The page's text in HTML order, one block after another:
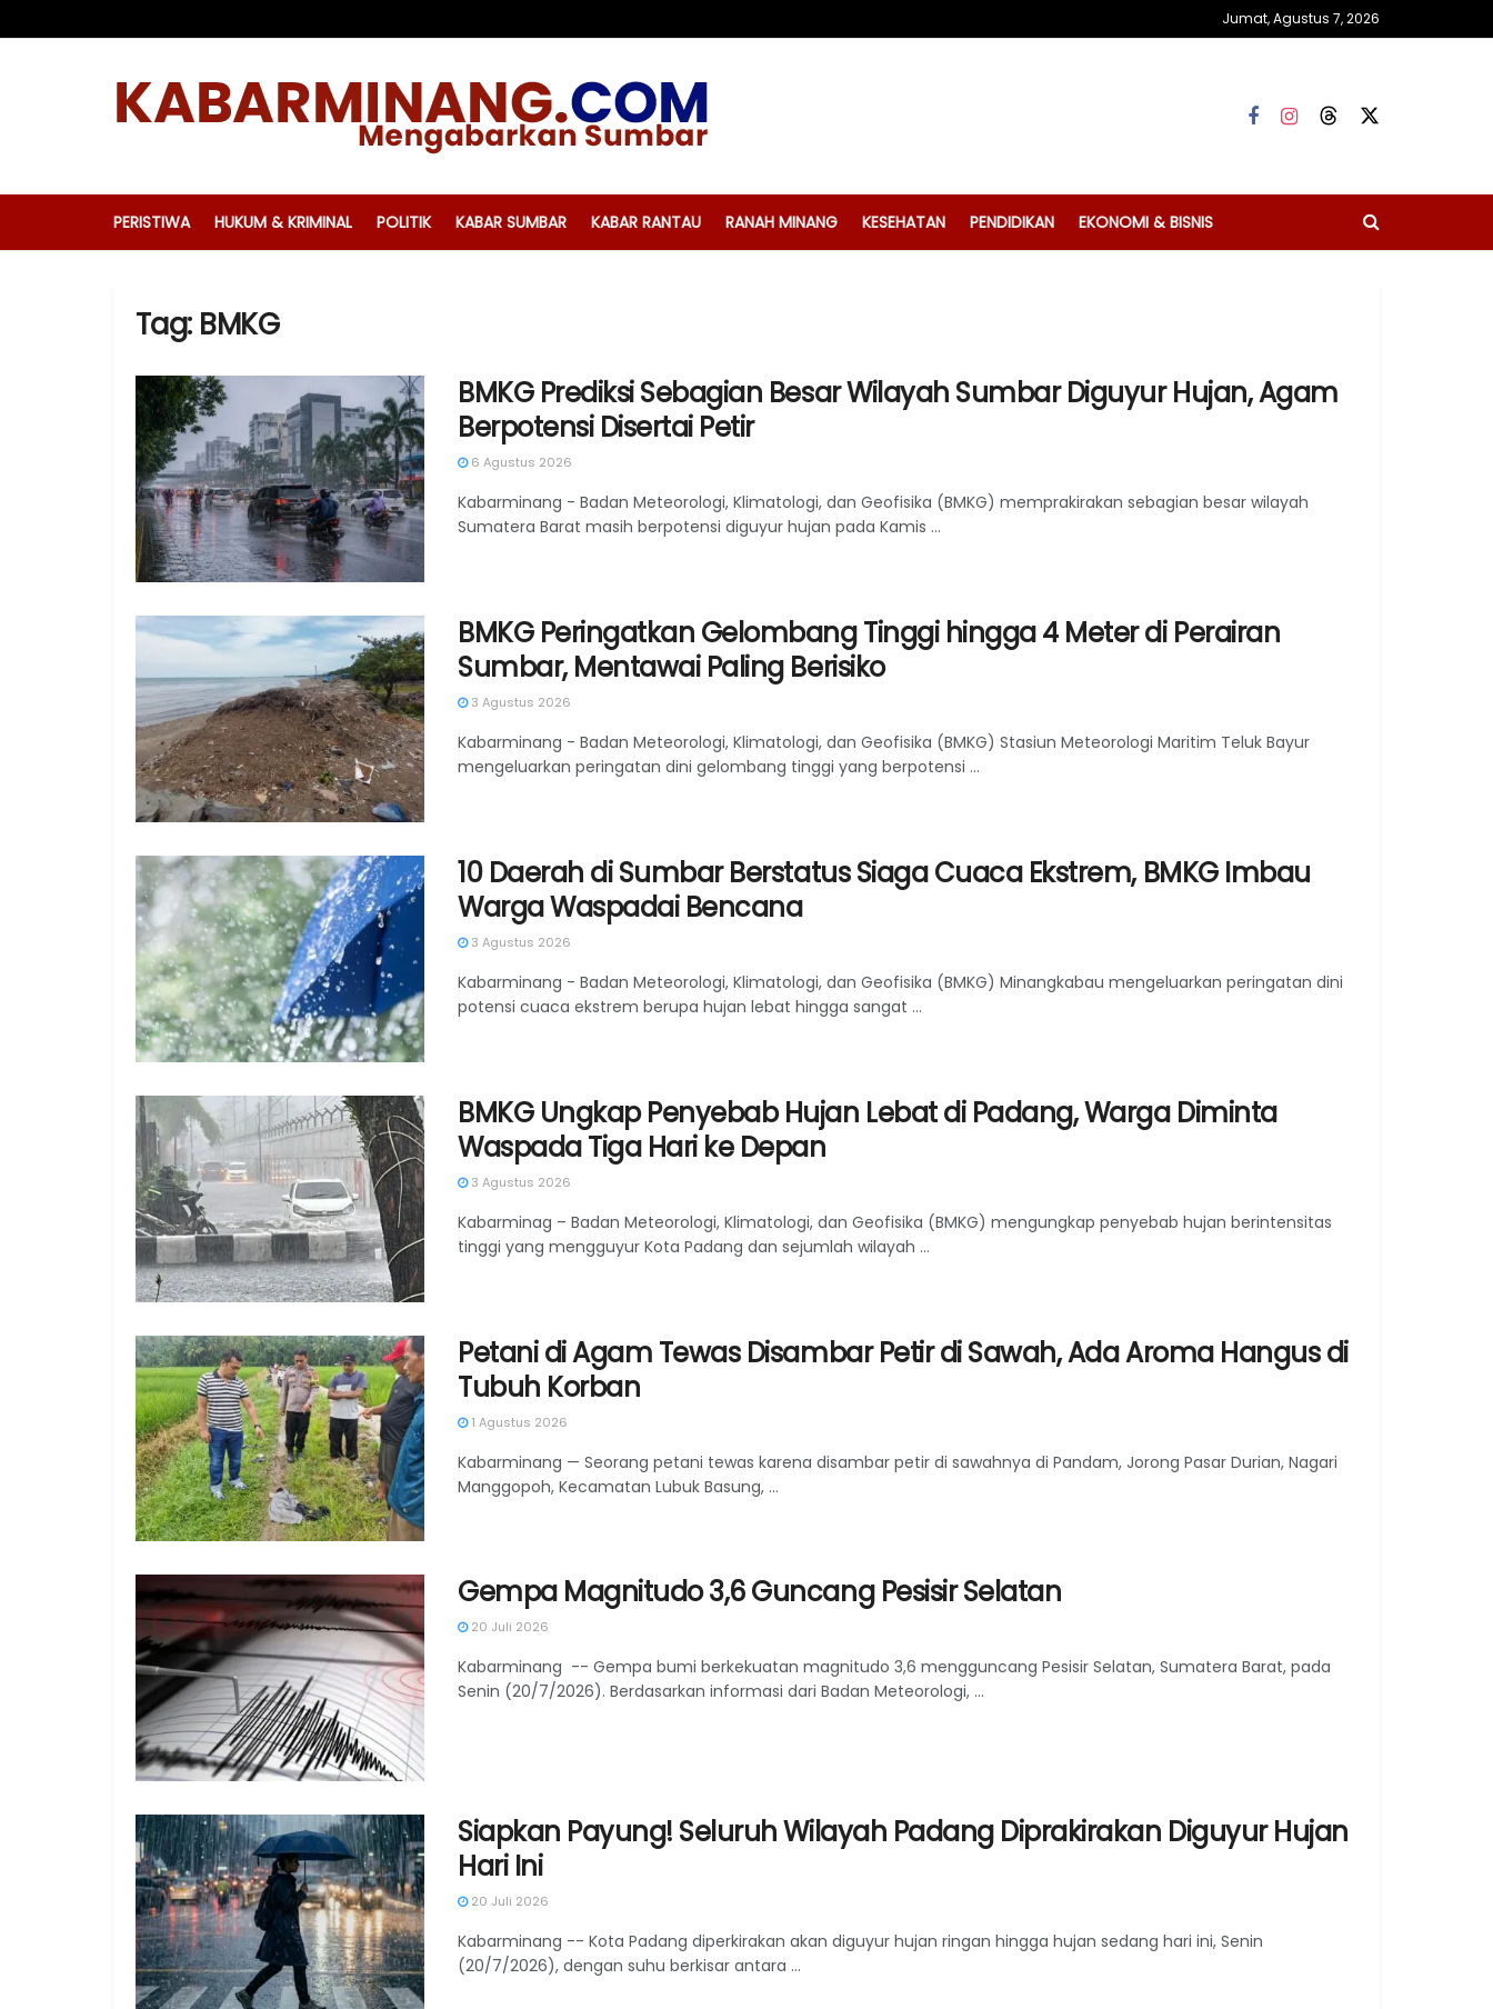
Jumat, Agustus 7, 2026
PERISTIWA HUKUM & KRIMINAL POLITIK KABAR SUMBAR KABAR RANTAU RANAH MINANG KESEHATAN PENDIDIKAN EKONOMI & BISNIS
Tag: BMKG
BMKG Prediksi Sebagian Besar Wilayah Sumbar Diguyur Hujan, Agam
Berpotensi Disertai Petir
6 Agustus 2026
Kabarminang - Badan Meteorologi, Klimatologi, dan Geofisika (BMKG) memprakirakan sebagian besar wilayah
Sumatera Barat masih berpotensi diguyur hujan pada Kamis ...
BMKG Peringatkan Gelombang Tinggi hingga 4 Meter di Perairan
Sumbar, Mentawai Paling Berisiko
3 Agustus 2026
Kabarminang - Badan Meteorologi, Klimatologi, dan Geofisika (BMKG) Stasiun Meteorologi Maritim Teluk Bayur
mengeluarkan peringatan dini gelombang tinggi yang berpotensi ...
10 Daerah di Sumbar Berstatus Siaga Cuaca Ekstrem, BMKG Imbau
Warga Waspadai Bencana
3 Agustus 2026
Kabarminang - Badan Meteorologi, Klimatologi, dan Geofisika (BMKG) Minangkabau mengeluarkan peringatan dini
potensi cuaca ekstrem berupa hujan lebat hingga sangat ...
BMKG Ungkap Penyebab Hujan Lebat di Padang, Warga Diminta
Waspada Tiga Hari ke Depan
3 Agustus 2026
Kabarminag – Badan Meteorologi, Klimatologi, dan Geofisika (BMKG) mengungkap penyebab hujan berintensitas
tinggi yang mengguyur Kota Padang dan sejumlah wilayah ...
Petani di Agam Tewas Disambar Petir di Sawah, Ada Aroma Hangus di
Tubuh Korban
1 Agustus 2026
Kabarminang — Seorang petani tewas karena disambar petir di sawahnya di Pandam, Jorong Pasar Durian, Nagari
Manggopoh, Kecamatan Lubuk Basung, ...
Gempa Magnitudo 3,6 Guncang Pesisir Selatan
20 Juli 2026
Kabarminang -- Gempa bumi berkekuatan magnitudo 3,6 mengguncang Pesisir Selatan, Sumatera Barat, pada
Senin (20/7/2026). Berdasarkan informasi dari Badan Meteorologi, ...
Siapkan Payung! Seluruh Wilayah Padang Diprakirakan Diguyur Hujan
Hari Ini
20 Juli 2026
Kabarminang -- Kota Padang diperkirakan akan diguyur hujan ringan hingga hujan sedang hari ini, Senin
(20/7/2026), dengan suhu berkisar antara ...